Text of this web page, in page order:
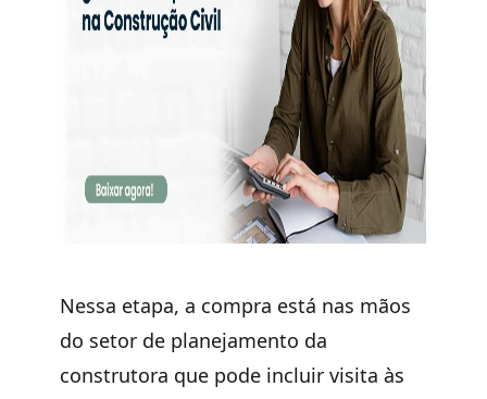
Nessa etapa, a compra está nas mãos
do setor de planejamento da
construtora que pode incluir visita às